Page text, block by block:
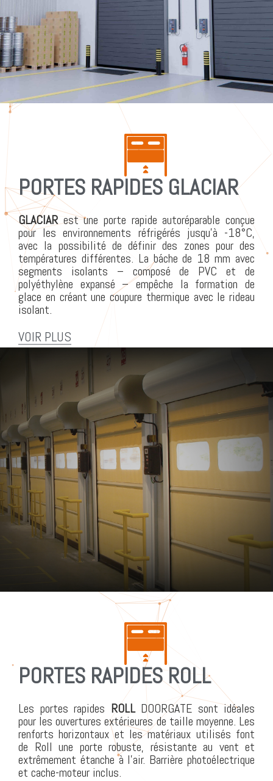
PORTES RAPIDES GLACIAR
GLACIARest une porte rapide autoréparable conçue
pour les environnements réfrigérés jusqu’à -18°C,
avec la possibilité de définir des zones pour des
températures différentes. La báche de 18 mm avec
segments isolants – composé de PVC et de
polyéthylène expansé – empêche la formation de
glace en créant une coupure thermique avec le rideau
isolant.
VOIR PLUS
PORTES RAPIDES ROLL
Les portes rapides ROLLDOORGATE sont idéales
pour les ouvertures extérieures de taille moyenne. Les
renforts horizontaux et les matériaux utilisés font
de Roll une porte robuste, résistante au vent et
extrêmement étanche à l’air. Barrière photoélectrique
et cache-moteur inclus.